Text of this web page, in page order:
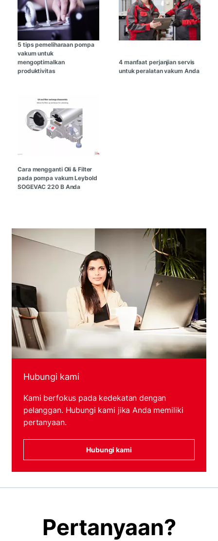
5 tips pemeliharaan pompa
vakum untuk
mengoptimalkan
produktivitas
4 manfaat perjanjian servis
untuk peralatan vakum Anda
Cara mengganti Oli & Filter
pada pompa vakum Leybold
SOGEVAC 220 B Anda
Hubungi kami
Kami berfokus pada kedekatan dengan
pelanggan. Hubungi kami jika Anda memiliki
pertanyaan.
Hubungi kami
Pertanyaan?